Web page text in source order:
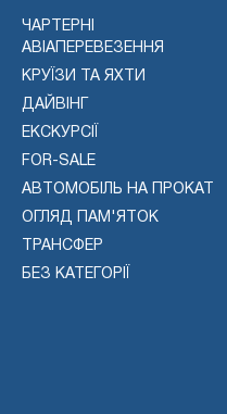
ЧАРТЕРНІ
АВІАПЕРЕВЕЗЕННЯ
КРУЇЗИ ТА ЯХТИ
ДАЙВІНГ
ЕКСКУРСІЇ
FOR-SALE
АВТОМОБІЛЬ НА ПРОКАТ
ОГЛЯД ПАМ'ЯТОК
ТРАНСФЕР
БЕЗ КАТЕГОРІЇ